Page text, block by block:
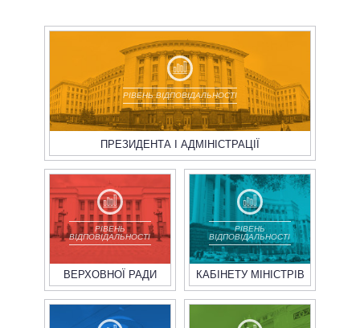
РІВЕНЬ ВІДПОВІДАЛЬНОСТІ
ПРЕЗИДЕНТА І АДМІНІСТРАЦІЇ
РІВЕНЬ
ВІДПОВІДАЛЬНОСТІ
ВЕРХОВНОЇ РАДИ
РІВЕНЬ
ВІДПОВІДАЛЬНОСТІ
КАБІНЕТУ МІНІСТРІВ